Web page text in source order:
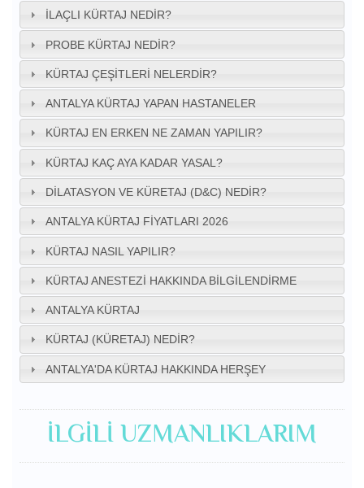
İLAÇLI KÜRTAJ NEDIR?
PROBE KÜRTAJ NEDIR?
KÜRTAJ ÇEŞITLERI NELERDIR?
ANTALYA KÜRTAJ YAPAN HASTANELER
KÜRTAJ EN ERKEN NE ZAMAN YAPILIR?
KÜRTAJ KAÇ AYA KADAR YASAL?
DILATASYON VE KÜRETAJ (D&C) NEDIR?
ANTALYA KÜRTAJ FIYATLARI 2026
KÜRTAJ NASIL YAPILIR?
KÜRTAJ ANESTEZI HAKKINDA BILGILENDIRME
ANTALYA KÜRTAJ
KÜRTAJ (KÜRETAJ) NEDIR?
ANTALYA'DA KÜRTAJ HAKKINDA HERŞEY
İLGILI UZMANLIKLARIM